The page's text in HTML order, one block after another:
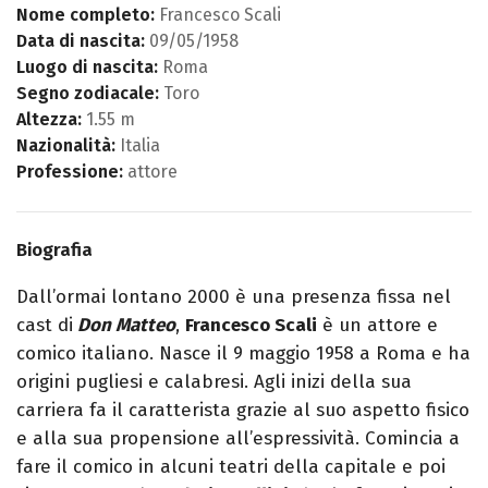
Nome completo: Francesco Scali
Data di nascita: 09/05/1958
Luogo di nascita: Roma
Segno zodiacale: Toro
Altezza: 1.55 m
Nazionalità: Italia
Professione: attore
Biografia
Dall’ormai lontano 2000 è una presenza fissa nel
cast di Don Matteo, Francesco Scali è un attore e
comico italiano. Nasce il 9 maggio 1958 a Roma e ha
origini pugliesi e calabresi. Agli inizi della sua
carriera fa il caratterista grazie al suo aspetto fisico
e alla sua propensione all’espressività. Comincia a
fare il comico in alcuni teatri della capitale e poi